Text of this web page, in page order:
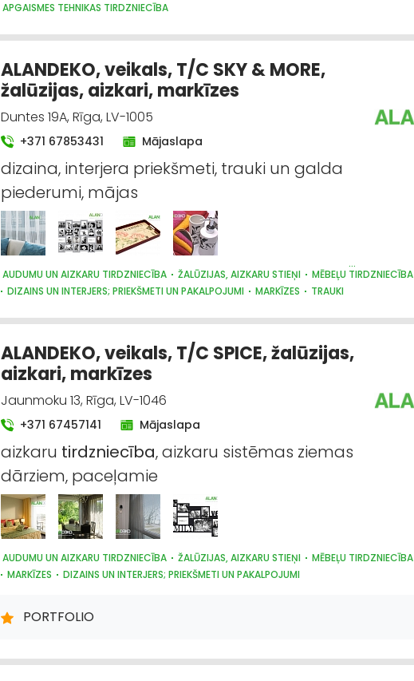
APGAISMES TEHNIKAS TIRDZNIECĪBA
ALANDEKO, veikals, T/C SKY & MORE,
žalūzijas, aizkari, markīzes
Duntes 19A, Rīga, LV-1005
+371 67853431 Mājaslapa
dizaina, interjera priekšmeti, trauki un galda
piederumi, mājas
AUDUMU UN AIZKARU TIRDZNIECĪBA ŽALŪZIJAS, AIZKARU STIEŅI
MĒBEĻU TIRDZNIECĪBA
DIZAINS UN INTERJERS; PRIEKŠMETI UN PAKALPOJUMI
MARKĪZES
TRAUKI
ALANDEKO, veikals, T/C SPICE, žalūzijas,
aizkari, markīzes
Jaunmoku 13, Rīga, LV-1046
+371 67457141 Mājaslapa
aizkaru tirdzniecība, aizkaru sistēmas ziemas
dārziem, paceļamie
AUDUMU UN AIZKARU TIRDZNIECĪBA ŽALŪZIJAS, AIZKARU STIEŅI MĒBEĻU TIRDZNIECĪBA
MARKĪZES
DIZAINS UN INTERJERS; PRIEKŠMETI UN PAKALPOJUMI
PORTFOLIO